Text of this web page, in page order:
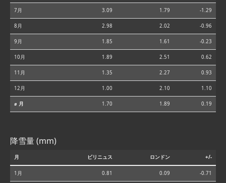
7月 3.09 1.79 -1.29
8月 2.98 2.02 -0.96
9月 1.85 1.61 -0.23
10月 1.89 2.51 0.62
11月 1.35 2.27 0.93
12月 1.00 2.10 1.10
⌀ 月 1.70 1.89 0.19
降雪量 (mm)
月 ビリニュス ロンドン +/-
1月 0.81 0.09 -0.71